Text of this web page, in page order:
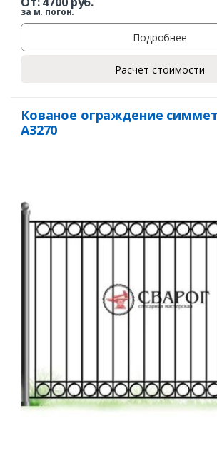
за м. погон.
Подробнее
Расчет стоимости
Кованое ограждение
А3270